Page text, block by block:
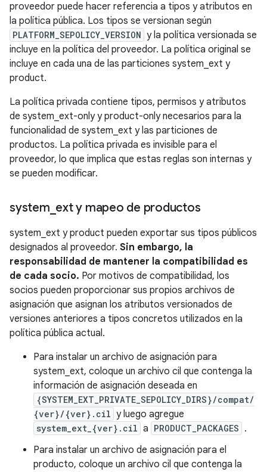
proveedor puede hacer referencia a tipos y atributos en
la política pública. Los tipos se versionan según
PLATFORM_SEPOLICY_VERSION y la política versionada se
incluye en la política del proveedor. La política original se
incluye en cada una de las particiones system_ext y
product.
La política privada contiene tipos, permisos y atributos
de system_ext-only y product-only necesarios para la
funcionalidad de system_ext y las particiones de
productos. La política privada es invisible para el
proveedor, lo que implica que estas reglas son internas y
se pueden modificar.
system ext y mapeo de productos
system_ext y product pueden exportar sus tipos públicos
designados al proveedor. Sin embargo, la
responsabilidad de mantener la compatibilidad es
de cada socio. Por motivos de compatibilidad, los
socios pueden proporcionar sus propios archivos de
asignación que asignan los atributos versionados de
versiones anteriores a tipos concretos utilizados en la
política pública actual.
Para instalar un archivo de asignación para
system_ext, coloque un archivo cil que contenga la
información de asignación deseada en
{SYSTEM_EXT_PRIVATE_SEPOLICY_DIRS}/compat/
{ver}/{ver}.cil y luego agregue
system_ext_{ver}.cil a PRODUCT_PACKAGES .
Para instalar un archivo de asignación para el
producto, coloque un archivo cil que contenga la